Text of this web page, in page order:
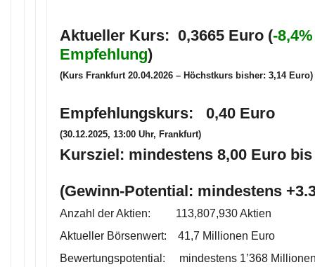
Aktueller Kurs: 0,3665 Euro (-
Empfehlung)
(Kurs Frankfurt 20.04.2026 – Höchstkurs bisher: 3,14 Euro)
Empfehlungskurs: 0,40 Euro
(30.12.2025, 13:00 Uhr, Frankfurt)
Kursziel: mindestens 8,00 Euro bis
(Gewinn-Potential: mindestens
Anzahl der Aktien: 113,807,930 Aktien
Aktueller Börsenwert: 41,7 Millionen Euro
Bewertungspotential: mindestens 1’368